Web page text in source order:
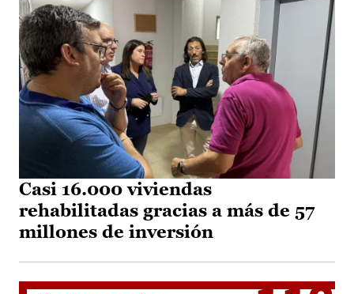
Casi 16.000 viviendas
rehabilitadas gracias a más de 57
millones de inversión